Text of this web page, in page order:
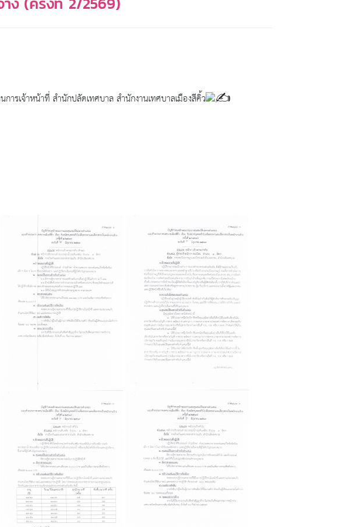
รเจ้าหน้าที่ สำนักปลัดเทศบาล สำนักงานเทศบาลเมืองสีคิ้ว